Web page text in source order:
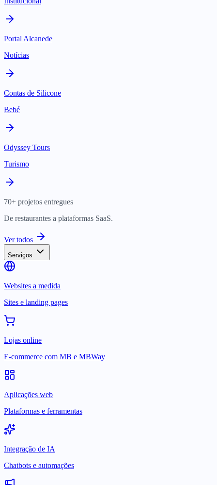
Portal Alcanede
Notícias
Contas de Silicone
Bebé
Odyssey Tours
Turismo
70+ projetos entregues
De restaurantes a plataformas SaaS.
Ver todos
Serviços
Websites a medida
Sites e landing pages
Lojas online
E-commerce com MB e MBWay
Aplicações web
Plataformas e ferramentas
Integração de IA
Chatbots e automações